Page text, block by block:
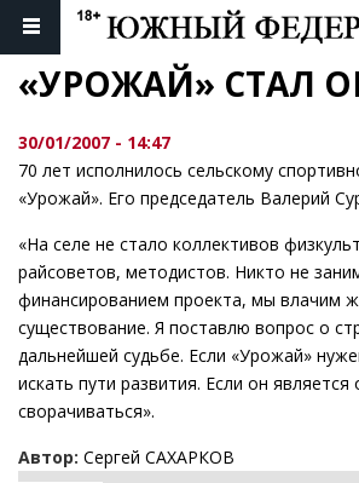
«УРОЖАЙ» СТАЛ
30/01/2007 - 14:47
70 лет исполнилось сельскому
«Урожай». Его председатель Валерий
«На селе не стало коллективов
райсоветов, методистов. Никто не
финансированием проекта, мы влачим
существование. Я поставлю вопрос о
дальнейшей судьбе. Если «Урожай»
искать пути развития. Если он
сворачиваться».
Автор: Сергей САХАРКОВ